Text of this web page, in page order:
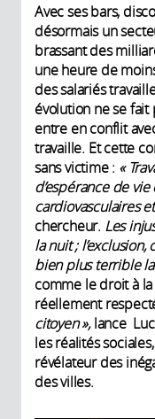
Avec ses bars,
désormais un
brassant des
une heure de
des salariés
évolution ne se fait
entre en conflit
travaille. Et cette
sans victime : «
d’espérance de
cardiovasculaires
chercheur. Les
la nuit ;
bien plus terrible
comme le droit à
réellement
citoyen »,lance Luc
les réalités
révélateur des
des villes.